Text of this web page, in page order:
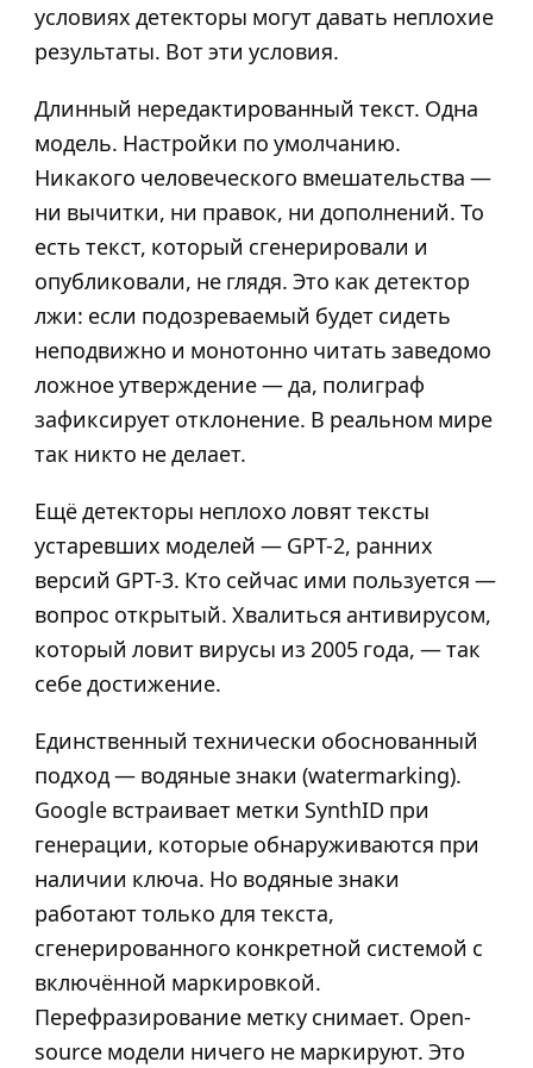
условиях детекторы могут давать неплохие
результаты. Вот эти условия.
Длинный нередактированный текст. Одна
модель. Настройки по умолчанию.
Никакого человеческого вмешательства —
ни вычитки, ни правок, ни дополнений. То
есть текст, который сгенерировали и
опубликовали, не глядя. Это как детектор
лжи: если подозреваемый будет сидеть
неподвижно и монотонно читать заведомо
ложное утверждение — да, полиграф
зафиксирует отклонение. В реальном мире
так никто не делает.
Ещё детекторы неплохо ловят тексты
устаревших моделей — GPT-2, ранних
версий GPT-3. Кто сейчас ими пользуется —
вопрос открытый. Хвалиться антивирусом,
который ловит вирусы из 2005 года, — так
себе достижение.
Единственный технически обоснованный
подход — водяные знаки (watermarking).
Google встраивает метки SynthID при
генерации, которые обнаруживаются при
наличии ключа. Но водяные знаки
работают только для текста,
сгенерированного конкретной системой с
включённой маркировкой.
Перефразирование метку снимает. Open-
source модели ничего не маркируют. Это